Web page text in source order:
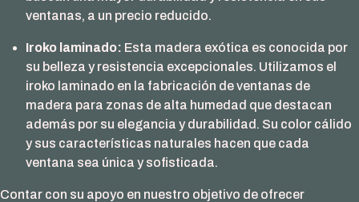
ventanas, a un precio reducido.
Iroko laminado: Esta madera exótica es conocida por
su belleza y resistencia excepcionales. Utilizamos el
iroko laminado en la fabricación de ventanas de
madera para zonas de alta humedad que destacan
además por su elegancia y durabilidad. Su color cálido
y sus características naturales hacen que cada
ventana sea única y sofisticada.
Contar con su apoyo en nuestro objetivo de ofrecer